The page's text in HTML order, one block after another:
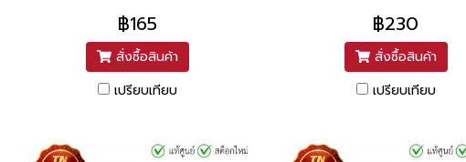
฿165
สั่งซื้อสินค้า
เปรียบเทียบ
฿230
สั่งซื้อสินค้า
เปรียบเทียบ